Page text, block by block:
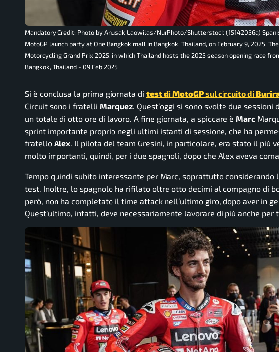
Mandatory Credit: Photo by Anusak Laowilas/NurPhoto/Shutterstock (15142056a)
MotoGP launch party at One Bangkok mall in Bangkok, Thailand, on February 9, 2025.
Motorcycling Grand Prix 2025, in which Thailand hosts the 2025 season opening race
Bangkok, Thailand - 09 Feb 2025
Si è conclusa la prima giornata di test di MotoGPsul circuito di
Circuit sono i fratelli Marquez. Quest’oggi si sono svolte due
un totale di otto ore di lavoro. A fine giornata, a spiccare è Marc
sprint importante proprio negli ultimi istanti di sessione, che ha
fratello Alex. Il pilota del team Gresini, in particolare, era stato il più
molto importanti, quindi, per i due spagnoli, dopo che Alex aveva
Tempo quindi subito interessante per Marc, soprattutto
test. Inoltre, lo spagnolo ha rifilato oltre otto decimi al compagno di
però, non ha completato il time attack nell’ultimo giro, dopo aver in
Quest’ultimo, infatti, deve necessariamente lavorare di più anche